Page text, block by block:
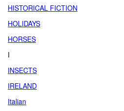
HISTORICAL FICTION
HOLIDAYS
HORSES
I
INSECTS
IRELAND
Italian